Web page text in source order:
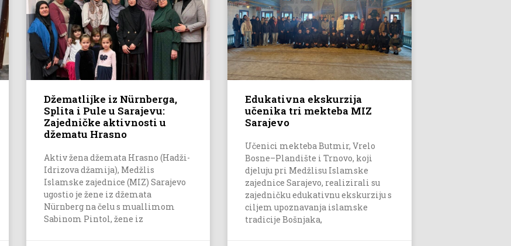
Džematlijke iz Nürnberga,
Splita i Pule u Sarajevu:
Zajedničke aktivnosti u
džematu Hrasno
Aktiv žena džemata Hrasno (Hadži-
Idrizova džamija), Medžlis
Islamske zajednice (MIZ) Sarajevo
ugostio je žene iz džemata
Nürnberg na čelu s muallimom
Sabinom Pintol, žene iz
Edukativna ekskurzija
učenika tri mekteba MIZ
Sarajevo
Učenici mekteba Butmir, Vrelo
Bosne–Plandište i Trnovo, koji
djeluju pri Medžlisu Islamske
zajednice Sarajevo, realizirali su
zajedničku edukativnu ekskurziju s
ciljem upoznavanja islamske
tradicije Bošnjaka,